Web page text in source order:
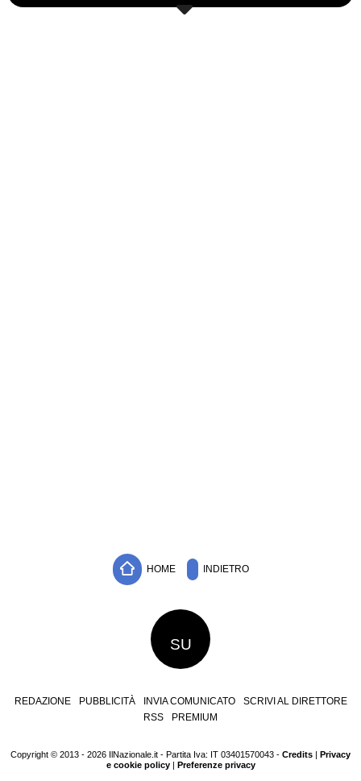
HOME INDIETRO
SU
REDAZIONE PUBBLICITÀ INVIA COMUNICATO
SCRIVI AL DIRETTORE
RSS
PREMIUM
Copyright © 2013 - 2026 IlNazionale.it - Partita Iva: IT 03401570043 - Credits | Privacy
e cookie policy| Preferenze privacy